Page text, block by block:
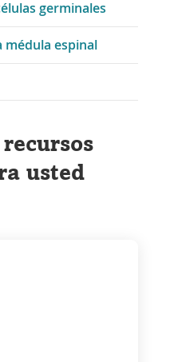
germinales
médula espinal
usted